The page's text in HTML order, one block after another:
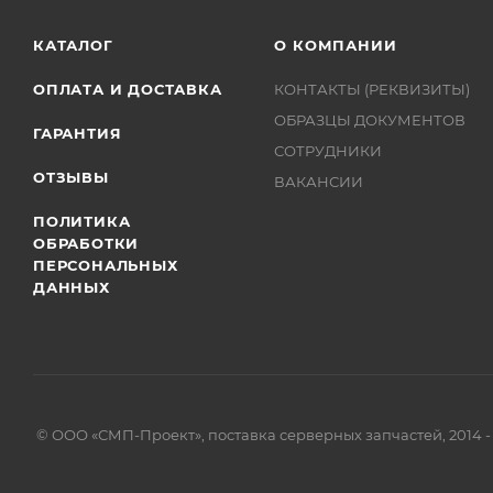
КАТАЛОГ
ОПЛАТА И ДОСТАВКА
ГАРАНТИЯ
ОТЗЫВЫ
ПОЛИТИКА
ОБРАБОТКИ
ПЕРСОНАЛЬНЫХ
ДАННЫХ
О КОМПАНИИ
КОНТАКТЫ (РЕКВИЗИТЫ)
ОБРАЗЦЫ ДОКУМЕНТОВ
СОТРУДНИКИ
ВАКАНСИИ
© ООО «СМП-Проект», поставка серверных запчастей, 2014 -